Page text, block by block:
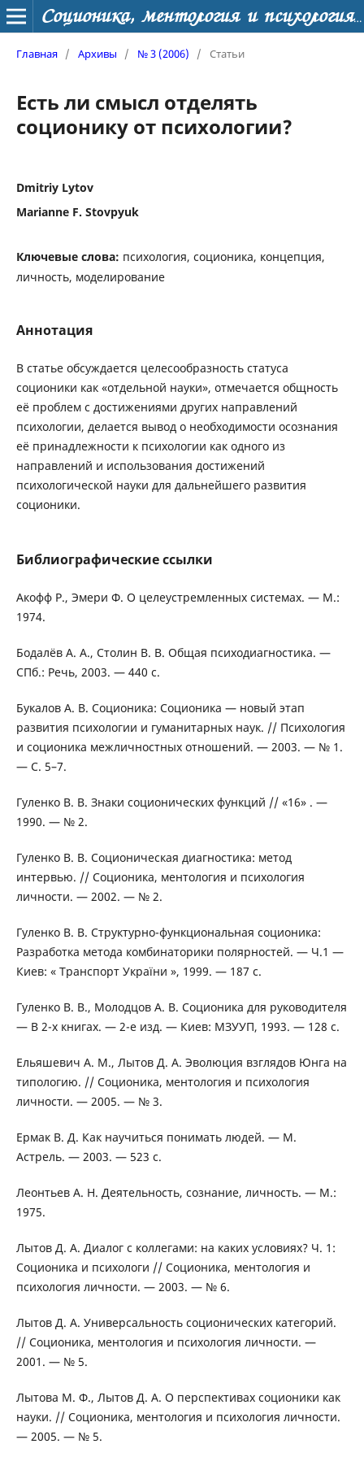
Соционика, ментология и психология личности
Главная / Архивы / № 3 (2006) / Статьи
Есть ли смысл отделять
соционику от психологии?
Dmitriy Lytov
Marianne F. Stovpyuk
Ключевые слова: психология, соционика, концепция,
личность, моделирование
Аннотация
В статье обсуждается целесообразность статуса
соционики как «отдельной науки», отмечается общность
её проблем с достижениями других направлений
психологии, делается вывод о необходимости осознания
её принадлежности к психологии как одного из
направлений и использования достижений
психологической науки для дальнейшего развития
соционики.
Библиографические ссылки
Акофф Р., Эмери Ф. О целеустремленных системах. — М.:
1974.
Бодалёв А. А., Столин В. В. Общая психодиагностика. —
СПб.: Речь, 2003. — 440 с.
Букалов А. В. Соционика: Соционика — новый этап
развития психологии и гуманитарных наук. // Психология
и соционика межличностных отношений. — 2003. — № 1.
— С. 5–7.
Гуленко В. В. Знаки соционических функций // «16» . —
1990. — № 2.
Гуленко В. В. Соционическая диагностика: метод
интервью. // Соционика, ментология и психология
личности. — 2002. — № 2.
Гуленко В. В. Структурно-функциональная соционика:
Разработка метода комбинаторики полярностей. — Ч.1 —
Киев: « Транспорт України », 1999. — 187 с.
Гуленко В. В., Молодцов А. В. Соционика для руководителя
— В 2-х книгах. — 2-е изд. — Киев: МЗУУП, 1993. — 128 с.
Ельяшевич А. М., Лытов Д. А. Эволюция взглядов Юнга на
типологию. // Соционика, ментология и психология
личности. — 2005. — № 3.
Ермак В. Д. Как научиться понимать людей. — М.
Астрель. — 2003. — 523 с.
Леонтьев А. Н. Деятельность, сознание, личность. — М.:
1975.
Лытов Д. А. Диалог с коллегами: на каких условиях? Ч. 1:
Соционика и психологи // Соционика, ментология и
психология личности. — 2003. — № 6.
Лытов Д. А. Универсальность соционических категорий.
// Соционика, ментология и психология личности. —
2001. — № 5.
Лытова М. Ф., Лытов Д. А. О перспективах соционики как
науки. // Соционика, ментология и психология личности.
— 2005. — № 5.